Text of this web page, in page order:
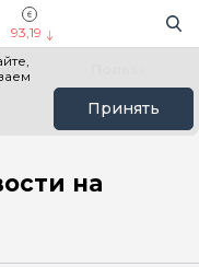
93,19
Принять
на